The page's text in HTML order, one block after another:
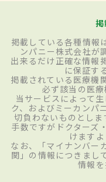
掲載している各種情報
ンパニー株式会社が
出来るだけ正確な情報
に保証す
掲載されている医療機
必ず該当の医療
当サービスによって
ク、およびミーカンパ
切負わないものとし
手数ですがドクターズ
けます
なお、「マイナンバー
関」の情報につきまし
情報を